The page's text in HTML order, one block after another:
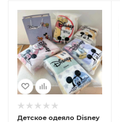
Детское одеяло Disney